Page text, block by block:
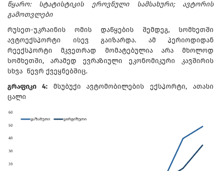
წყარო: სტატისტიკის ეროვნული სამსახური; ავტორის
გამოთვლები
რუსეთ-უკრაინის ომის დაწყების შემდეგ, სომხეთში
ავტოექსპორტი ისევ გაიზარდა. ამ პერიოდიდან
რეექსპორტი მკვეთრად მომატებულია არა მხოლოდ
სომხეთში, არამედ ევრაზიული ეკონომიკური კავშირის
სხვა წევრ ქვეყნებშიც.
გრაფიკი 4:მსუბუქი ავტომობილების ექსპორტი, ათასი
ცალი